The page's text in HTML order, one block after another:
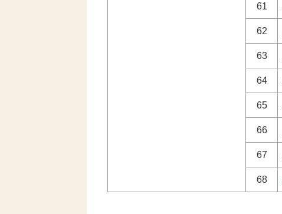
61
62
63
64
65
66
67
68